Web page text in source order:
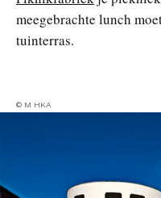
meegebrachte lunch
tuinterras.
© M HKA